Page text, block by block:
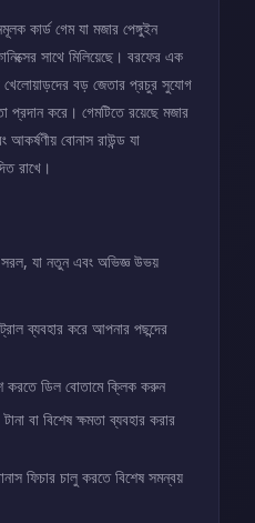
কার্ড গেম যা মজার পেঙ্গুইন
সাথে মিলিয়েছে। বরফের এক
খেলোয়াড়দের বড় জেতার প্রচুর সুযোগ
প্রদান করে। গেমটিতে রয়েছে মজার
আকর্ষণীয় বোনাস রাউন্ড যা
রাখে।
যা নতুন এবং অভিজ্ঞ উভয়
ব্যবহার করে আপনার পছন্দের
করতে ডিল বোতামে ক্লিক করুন
বা বিশেষ ক্ষমতা ব্যবহার করার
ফিচার চালু করতে বিশেষ সমন্বয়